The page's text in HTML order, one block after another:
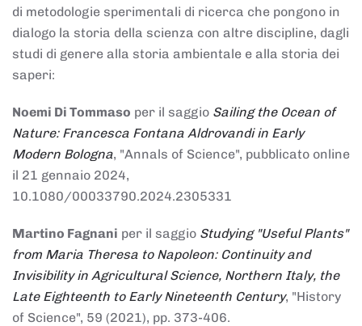
di metodologie sperimentali di ricerca che pongono in
dialogo la storia della scienza con altre discipline, dagli
studi di genere alla storia ambientale e alla storia dei
saperi:
Noemi Di Tommaso per il saggio Sailing the Ocean of
Nature: Francesca Fontana Aldrovandi in Early
Modern Bologna, "Annals of Science", pubblicato online
il 21 gennaio 2024,
10.1080/00033790.2024.2305331
Martino Fagnani per il saggio Studying "Useful Plants"
from Maria Theresa to Napoleon: Continuity and
Invisibility in Agricultural Science, Northern Italy, the
Late Eighteenth to Early Nineteenth Century, "History
of Science", 59 (2021), pp. 373-406.